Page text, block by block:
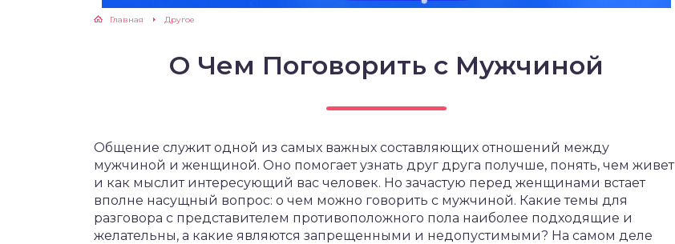
Главная Другое
О Чем Поговорить с Мужчиной
Общение служит одной из самых важных составляющих отношений между
мужчиной и женщиной. Оно помогает узнать друг друга получше, понять, чем живет
и как мыслит интересующий вас человек. Но зачастую перед женщинами встает
вполне насущный вопрос: о чем можно говорить с мужчиной. Какие темы для
разговора с представителем противоположного пола наиболее подходящие и
желательны, а какие являются запрещенными и недопустимыми? На самом деле